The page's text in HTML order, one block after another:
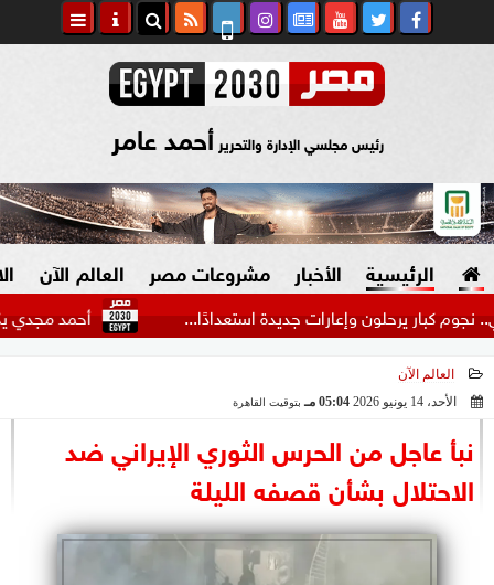
رئيس مجلسي الإدارة والتحرير أحمد عامر
الرئيسية الأخبار
السياسة
الرئاسة
البرلمان
الوزارات
مشروعات مصر العالم الآن
أحمد مجدي يكشف يرحلون وإعارات جديدة استعدادًا...
العالم الآن
الأحد، 14 يونيو 2026
05:04 مـ بتوقيت القاهرة
نبأ عاجل من الحرس الثوري الإيراني ضد
الاحتلال بشأن قصفه الليلة